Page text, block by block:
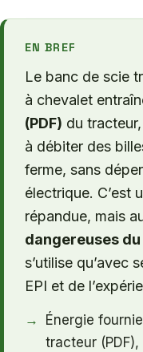
EN BREF
Le banc de scie
à chevalet
(PDF) du
à débiter des
ferme, sans
électrique. C’est
répandue, mais
dangereuses
s’utilise qu’avec
EPI et de
Énergie
tracteur